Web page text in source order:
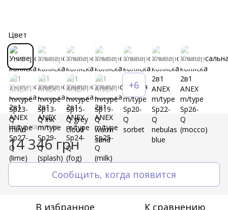
Цвет
+6
Нет в наличии
14 346 грн
Сообщить, когда появится
В избранное К сравнению